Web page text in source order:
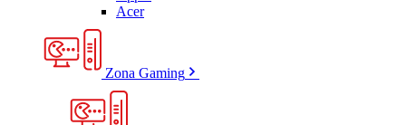
Acer
Zona Gaming